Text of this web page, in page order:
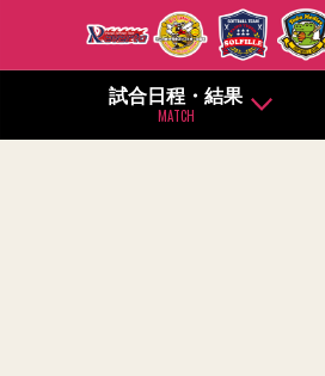
試合日程・結果
MATCH